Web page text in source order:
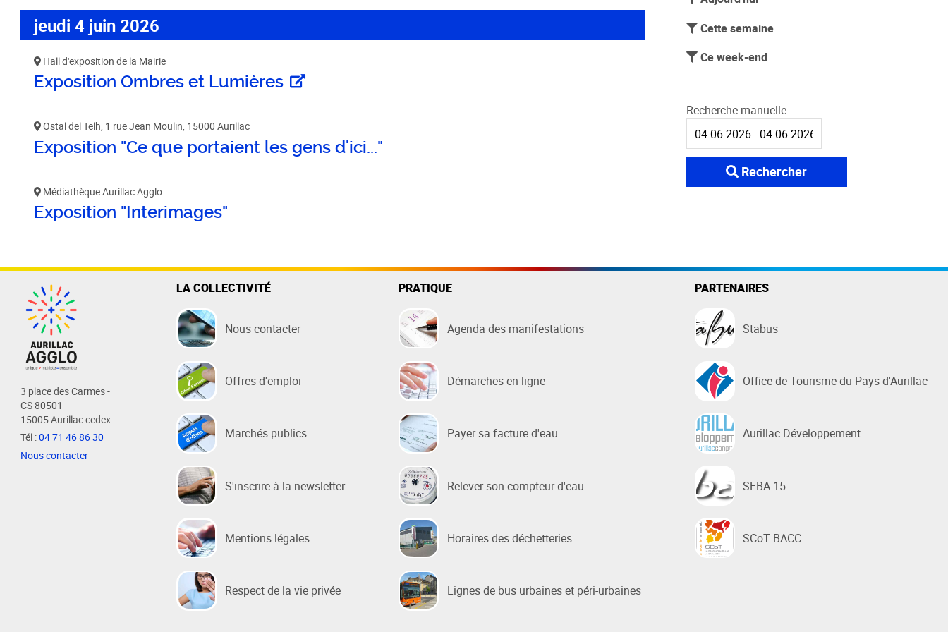
Opération BIMBY-BUNTI
OPAH 2023-2027
Permis de construire
Plan Local d'Urbanisme
Révision du PLUi-H
PLUi - Sites Patrimoniaux
Règlement Local de Publicité
intercommunal - RLPi
Schéma de COhérence Territoriale
Politique de la Ville
Logements Sociaux
jeudi 4 juin 2026
Hall d'exposition de la Mairie
Exposition Ombres et Lumières
Ostal del Telh, 1 rue Jean Moulin, 15000 Aurillac
Exposition "Ce que portaient les gens d'ici..."
Médiathèque Aurillac Agglo
Exposition "Interimages"
Cette semaine
Ce week-end
Recherche manuelle
Rechercher
3 place des Carmes -
CS 80501
15005 Aurillac cedex
Tél :04 71 46 86 30
Nous contacter
LA COLLECTIVITÉ
Nous contacter
Offres d'emploi
Marchés publics
S'inscrire à la newsletter
Mentions légales
Respect de la vie privée
PRATIQUE
Agenda des manifestations
Démarches en ligne
Payer sa facture d'eau
Relever son compteur d'eau
Horaires des déchetteries
Lignes de bus urbaines et péri-urbaines
PARTENAIRES
Stabus
Office de Tourisme du Pays d'Aurillac
Aurillac Développement
SEBA 15
SCoT BACC